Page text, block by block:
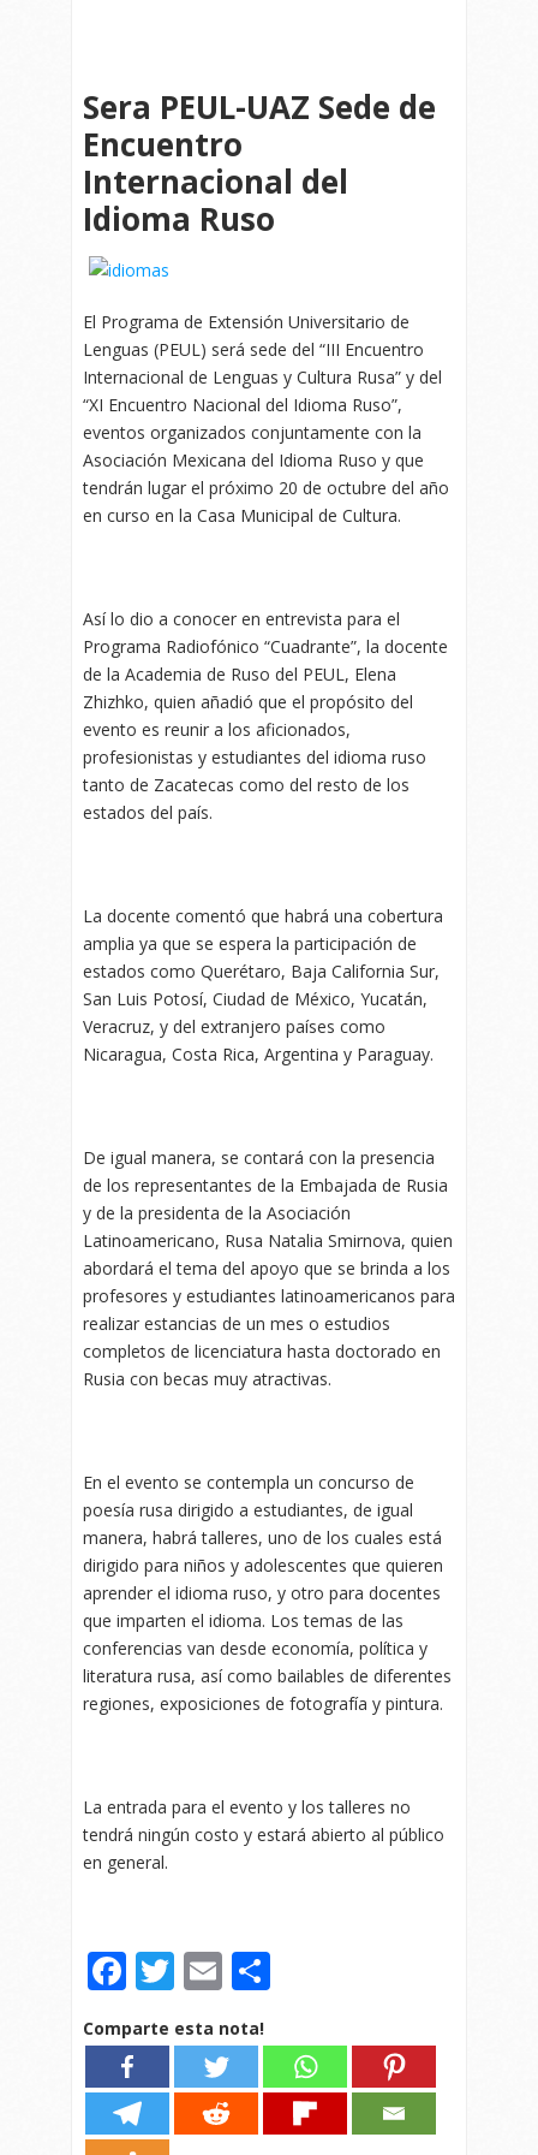
Sera PEUL-UAZ Sede de
Encuentro
Internacional del
Idioma Ruso
El Programa de Extensión Universitario de
Lenguas (PEUL) será sede del “III Encuentro
Internacional de Lenguas y Cultura Rusa” y del
“XI Encuentro Nacional del Idioma Ruso”,
eventos organizados conjuntamente con la
Asociación Mexicana del Idioma Ruso y que
tendrán lugar el próximo 20 de octubre del año
en curso en la Casa Municipal de Cultura.
Así lo dio a conocer en entrevista para el
Programa Radiofónico “Cuadrante”, la docente
de la Academia de Ruso del PEUL, Elena
Zhizhko, quien añadió que el propósito del
evento es reunir a los aficionados,
profesionistas y estudiantes del idioma ruso
tanto de Zacatecas como del resto de los
estados del país.
La docente comentó que habrá una cobertura
amplia ya que se espera la participación de
estados como Querétaro, Baja California Sur,
San Luis Potosí, Ciudad de México, Yucatán,
Veracruz, y del extranjero países como
Nicaragua, Costa Rica, Argentina y Paraguay.
De igual manera, se contará con la presencia
de los representantes de la Embajada de Rusia
y de la presidenta de la Asociación
Latinoamericano, Rusa Natalia Smirnova, quien
abordará el tema del apoyo que se brinda a los
profesores y estudiantes latinoamericanos para
realizar estancias de un mes o estudios
completos de licenciatura hasta doctorado en
Rusia con becas muy atractivas.
En el evento se contempla un concurso de
poesía rusa dirigido a estudiantes, de igual
manera, habrá talleres, uno de los cuales está
dirigido para niños y adolescentes que quieren
aprender el idioma ruso, y otro para docentes
que imparten el idioma. Los temas de las
conferencias van desde economía, política y
literatura rusa, así como bailables de diferentes
regiones, exposiciones de fotografía y pintura.
La entrada para el evento y los talleres no
tendrá ningún costo y estará abierto al público
en general.
Facebook
Twitter
Email
Comparte esta nota!